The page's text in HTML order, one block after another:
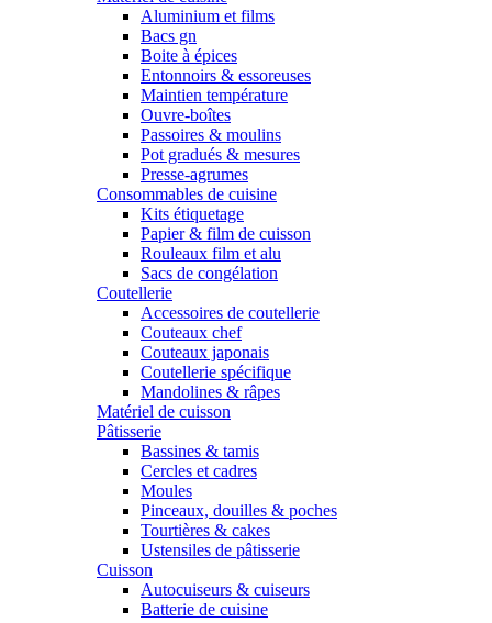
Aluminium et films
Bacs gn
Boite à épices
Entonnoirs & essoreuses
Maintien température
Ouvre-boîtes
Passoires & moulins
Pot gradués & mesures
Presse-agrumes
Consommables de cuisine
Kits étiquetage
Papier & film de cuisson
Rouleaux film et alu
Sacs de congélation
Coutellerie
Accessoires de coutellerie
Couteaux chef
Couteaux japonais
Coutellerie spécifique
Mandolines & râpes
Matériel de cuisson
Pâtisserie
Bassines & tamis
Cercles et cadres
Moules
Pinceaux, douilles & poches
Tourtières & cakes
Ustensiles de pâtisserie
Cuisson
Autocuiseurs & cuiseurs
Batterie de cuisine